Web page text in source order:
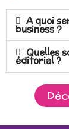
A quoi
business ?
Quelles
éditorial ?